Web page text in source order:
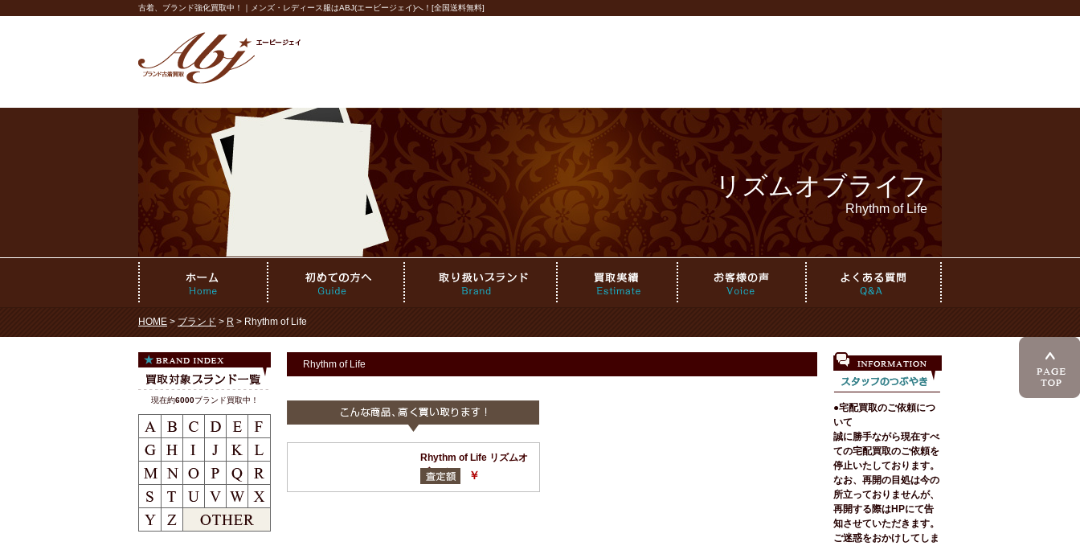
古着、ブランド強化買取中！｜メンズ・レディース服はABJ(エービージェイ)へ！[全国送料無料]
リズムオブライフ
Rhythm of Life
HOME > ブランド > R > Rhythm of Life
現在約6000ブランド買取中！
Rhythm of Life
Rhythm of Life リズムオ
ブライフ
￥
●宅配買取のご依頼につ
いて
誠に勝手ながら現在すべ
ての宅配買取のご依頼を
停止いたしております。
なお、再開の目処は今の
所立っておりませんが、
再開する際はHPにて告
知させていただきます。
ご迷惑をおかけしてしま